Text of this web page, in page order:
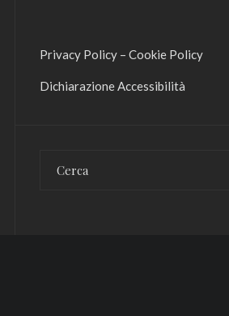
Privacy Policy – Cookie Policy
Dichiarazione Accessibilità